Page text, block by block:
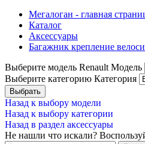
Мегалоган - главная
Каталог
Аксессуары
Багажник крепление
Выберите модель Renault Модель
Выберите категорию Категория
Назад к выбору модели
Назад к выбору категории
Назад в раздел аксессуары
Не нашли что искали?